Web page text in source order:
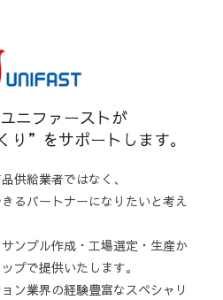
ニファーストが
”をサポートします。
供給業者ではなく、
るパートナーになりたいと考え
ンプル作成・工場選定・生産か
プで提供いたします。
ン業界の経験豊富なスペシャリ